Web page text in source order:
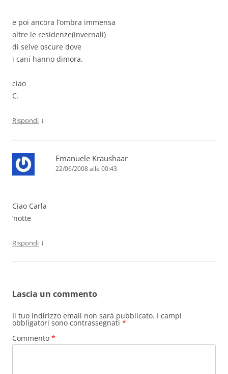
e poi ancora l’ombra immensa
oltre le residenze(invernali)
di selve oscure dove
i cani hanno dimora.
ciao
C.
Rispondi ↓
Emanuele Kraushaar
22/06/2008 alle 00:43
Ciao Carla
‘notte
Rispondi ↓
Lascia un commento
Il tuo indirizzo email non sarà pubblicato. I campi
obbligatori sono contrassegnati *
Commento *